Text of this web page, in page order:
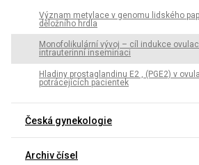
Význam metylace v genomu lidského
děložního hrdla
Monofolikulární vývoj – cíl indukce
intrauterinní inseminaci
Hladiny prostaglandinu E2 , (PGE2) v
potrácejících pacientek
Česká gynekologie
Archiv čísel